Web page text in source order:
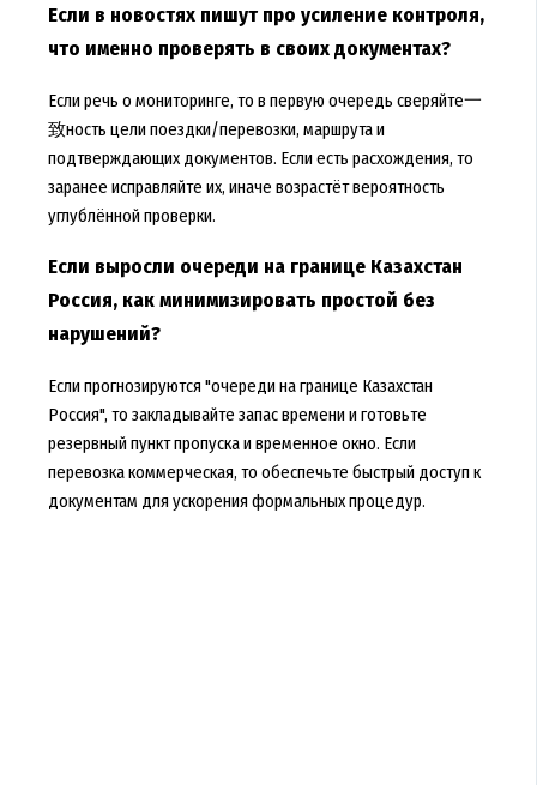
Если в новостях пишут про усиление контроля,
что именно проверять в своих документах?
Если речь о мониторинге, то в первую очередь сверяйте一
致ность цели поездки/перевозки, маршрута и
подтверждающих документов. Если есть расхождения, то
заранее исправляйте их, иначе возрастёт вероятность
углублённой проверки.
Если выросли очереди на границе Казахстан
Россия, как минимизировать простой без
нарушений?
Если прогнозируются "очереди на границе Казахстан
Россия", то закладывайте запас времени и готовьте
резервный пункт пропуска и временное окно. Если
перевозка коммерческая, то обеспечьте быстрый доступ к
документам для ускорения формальных процедур.